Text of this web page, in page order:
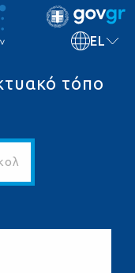
EL
τόπο
και γρήγορα...